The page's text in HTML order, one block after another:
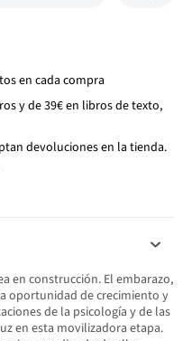
en cada compra
y de 39€ en libros de texto,
devoluciones en la tienda.
en construcción. El embarazo,
oportunidad de crecimiento y
de la psicología y de las
en esta movilizadora etapa.